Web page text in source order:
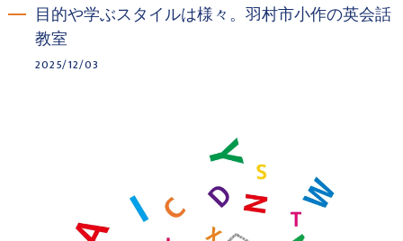
目的や学ぶスタイルは様々。羽村市小作の英会話
教室
2025/12/03